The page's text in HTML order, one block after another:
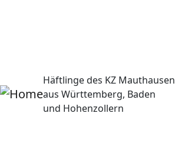
Häftlinge des KZ Mauthausen
aus Württemberg, Baden
und Hohenzollern